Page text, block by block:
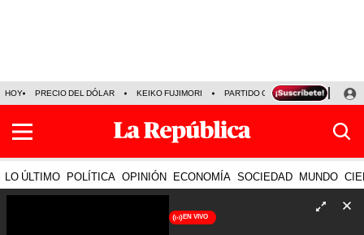
HOY PRECIO DEL DÓLAR KEIKO FUJIMORI PARTIDO OBRAS ARMONÍA 10
LO ÚLTIMO POLÍTICA OPINIÓN ECONOMÍA SOCIEDAD MUNDO
EN VIVO